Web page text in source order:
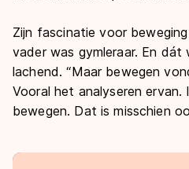
Zijn fascinatie voor
vader was gymleraar. En dát
lachend. “Maar bewegen
Vooral het analyseren ervan.
bewegen. Dat is misschien